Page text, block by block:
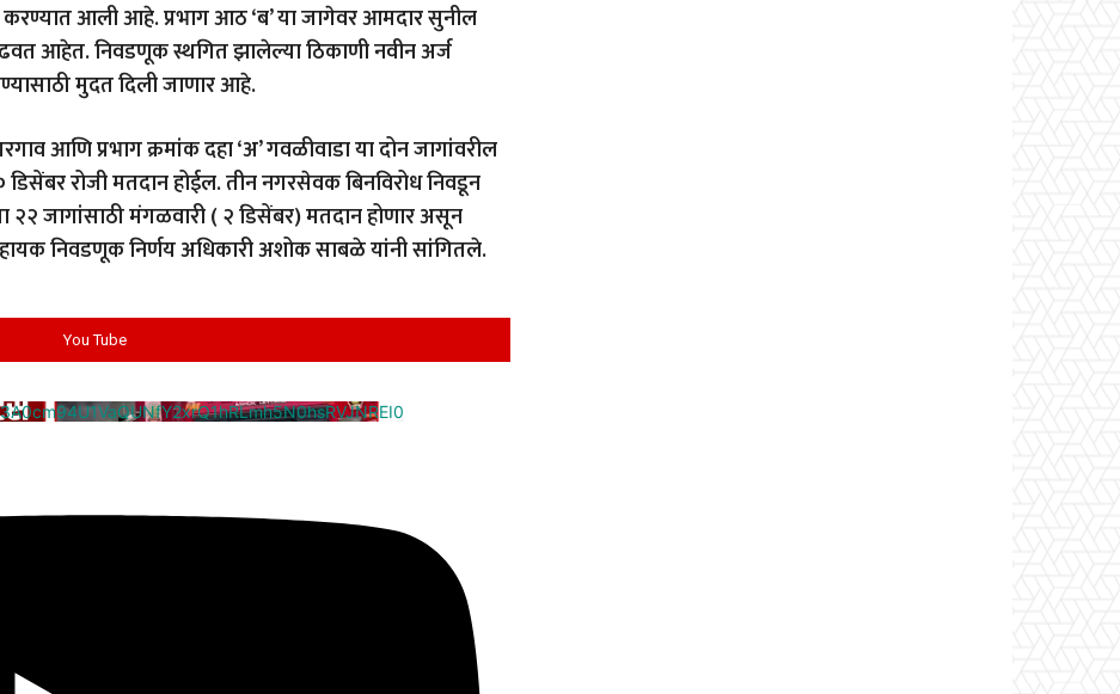
आली आहे. प्रभाग आठ ‘ब’ या जागेवर आमदार सुनील
आहेत. निवडणूक स्थगित झालेल्या ठिकाणी नवीन अर्ज
मुदत दिली जाणार आहे.
आणि प्रभाग क्रमांक दहा ‘अ’ गवळीवाडा या दोन जागांवरील
रोजी मतदान होईल. तीन नगरसेवक बिनविरोध निवडून
जागांसाठी मंगळवारी ( २ डिसेंबर) मतदान होणार असून
निवडणूक निर्णय अधिकारी अशोक साबळे यांनी सांगितले.
You Tube